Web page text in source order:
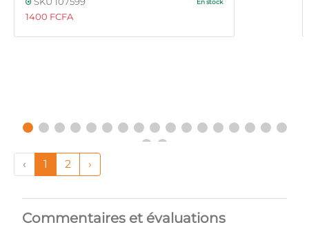
En stock
1400 FCFA
‹ 1 2 ›
Commentaires et évaluations